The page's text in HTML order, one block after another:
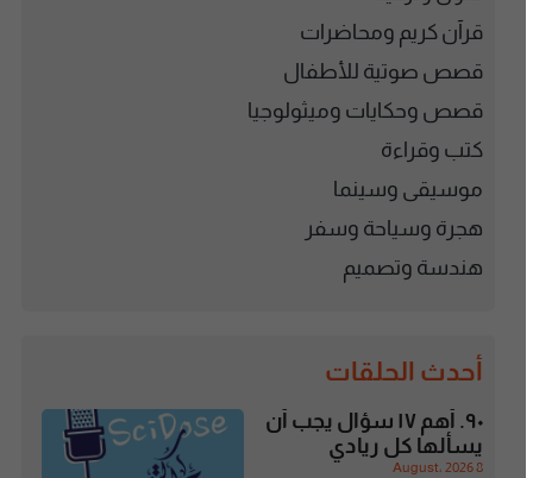
قرآن كريم ومحاضرات
قصص صوتية للأطفال
قصص وحكايات وميثولوجيا
كتب وقراءة
موسيقى وسينما
هجرة وسياحة وسفر
هندسة وتصميم
أحدث الحلقات
٩٠. أهم ١٧ سؤال يجب أن
يسألها كل ريادي
8 August، 2026